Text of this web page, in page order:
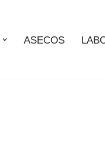
ASECOS